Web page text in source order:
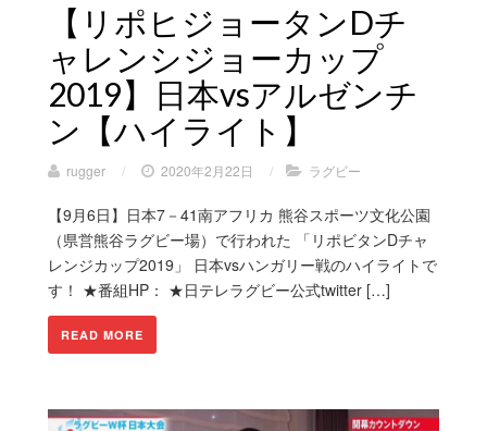
【リポヒジョータンDチ
ャレンシジョーカップ
2019】日本vsアルゼンチ
ン【ハイライト】
rugger / 2020年2月22日 / ラグビー
【9月6日】日本7－41南アフリカ 熊谷スポーツ文化公園
（県営熊谷ラグビー場）で行われた 「リポビタンDチャ
レンジカップ2019」 日本vsハンガリー戦のハイライトで
す！ ★番組HP： ★日テレラグビー公式twitter […]
READ MORE